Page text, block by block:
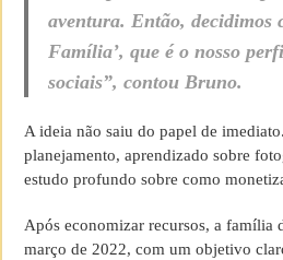
aventura. Então, decidimos
Família’, que é o nosso
sociais”, contou Bruno.
A ideia não saiu do papel de
planejamento, aprendizado sobre
estudo profundo sobre como
Após economizar recursos, a família
março de 2022, com um objetivo